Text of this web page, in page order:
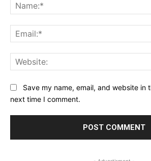
Save my name, email, and website in
next time I comment.